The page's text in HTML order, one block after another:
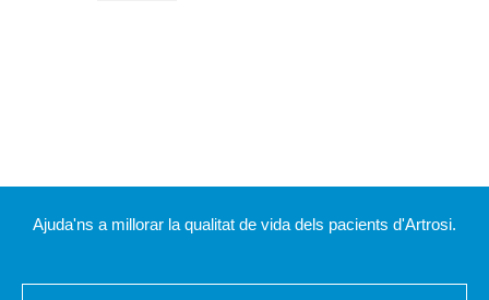
Ajuda'ns a millorar la qualitat de vida dels pacients d'Artrosi.